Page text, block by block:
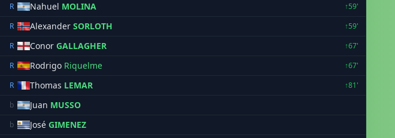
R
Nahuel MOLINA
↑59'
R
Alexander SORLOTH
↑59'
R
Conor GALLAGHER
↑67'
R
Rodrigo Riquelme
↑67'
R
Thomas LEMAR
↑81'
b
Juan MUSSO
b José GIMENEZ